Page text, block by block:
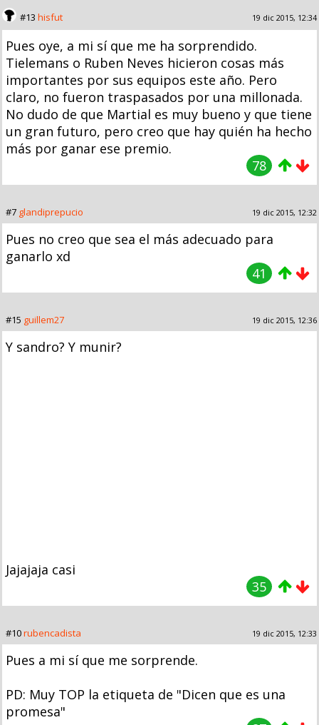
#13 hisfut 19 dic 2015, 12:34
Pues oye, a mi sí que me ha sorprendido.
Tielemans o Ruben Neves hicieron cosas más
importantes por sus equipos este año. Pero
claro, no fueron traspasados por una millonada.
No dudo de que Martial es muy bueno y que tiene
un gran futuro, pero creo que hay quién ha hecho
más por ganar ese premio.
78
#7 glandiprepucio 19 dic 2015, 12:32
Pues no creo que sea el más adecuado para
ganarlo xd
41
#15 guillem27 19 dic 2015, 12:36
Y sandro? Y munir?
Jajajaja casi
35
#10rubencadista 19 dic 2015, 12:33
Pues a mi sí que me sorprende.
PD: Muy TOP la etiqueta de "Dicen que es una
promesa"